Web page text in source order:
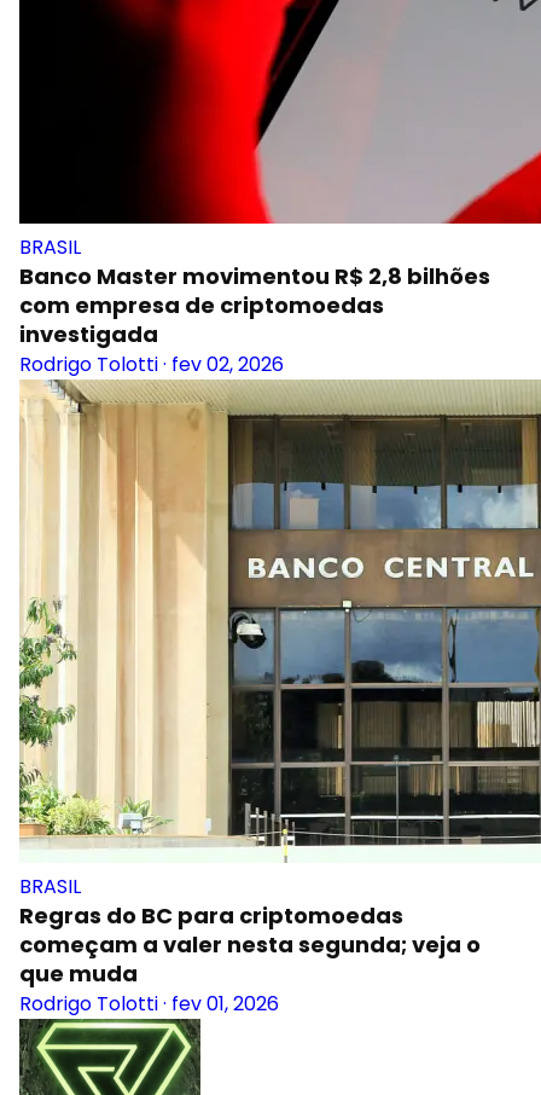
BRASIL
Banco Master movimentou R$ 2,8 bilhões
com empresa de criptomoedas
investigada
Rodrigo Tolotti· fev 02, 2026
BRASIL
Regras do BC para criptomoedas
começam a valer nesta segunda; veja o
que muda
Rodrigo Tolotti· fev 01, 2026